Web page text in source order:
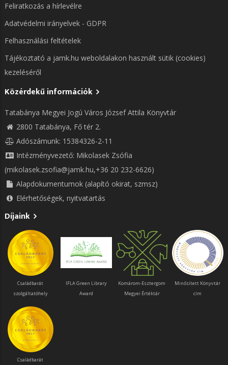
Feliratkozás a hírlevélre
Adatvédelmi irányelvek - GDPR
Felhasználási feltételek
Tájékoztató a jamk.hu weboldalakon használt sütik (cookies)
kezeléséről
Közérdekű információk
Tatabánya Megyei Jogú Város József Attila Könyvtár
2800 Tatabánya, Fő tér 2.
Adószámunk: 15384326-2-11
Intézményvezető: Mikolasek Zsófia
(mikolasek.zsofia@jamk.hu,+36 20 232-6626)
Alapdokumentumok (alapító okirat, szmsz)
Elérhetőségek, nyitvatartás
Díjaink
Családbarát
szolgáltatóhely
IFLA Green Library
Award
Komárom-Esztergom
Megyei Értéktár
Minősített Könyvtár
cím
Családbarát